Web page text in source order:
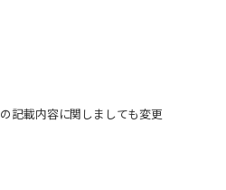
記載内容に関しましても変更